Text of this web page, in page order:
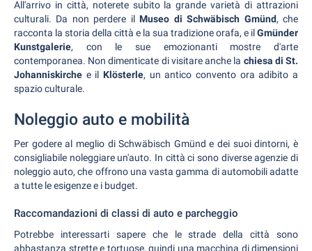
All'arrivo in città, noterete subito la grande varietà di attrazioni
culturali. Da non perdere ilMuseo di Schwäbisch Gmünd, che
racconta la storia della città e la sua tradizione orafa, e ilGmünder
Kunstgalerie, con le sue emozionanti mostre d'arte
contemporanea. Non dimenticate di visitare anche la chiesa di St.
Johanniskirche e il Klösterle, un antico convento ora adibito a
spazio culturale.
Noleggio auto e mobilità
Per godere al meglio di Schwäbisch Gmünd e dei suoi dintorni, è
consigliabile noleggiare un'auto. In città ci sono diverse agenzie di
noleggio auto, che offrono una vasta gamma di automobili adatte
a tutte le esigenze e i budget.
Raccomandazioni di classi di auto e parcheggio
Potrebbe interessarti sapere che le strade della città sono
abbastanza strette e tortuose, quindi una macchina di dimensioni